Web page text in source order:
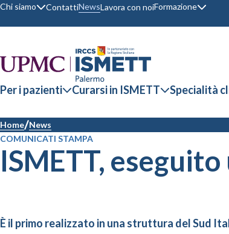
Chi siamo ContattiNewsLavora con noiFormazione
Per i pazienti Curarsi in ISMETT Specialità
Home News
COMUNICATI STAMPA
ISMETT,
È il primo realizzato in una struttura del Sud